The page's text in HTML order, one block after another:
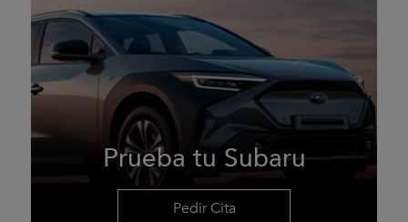
Prueba tu Subaru
Pedir Cita